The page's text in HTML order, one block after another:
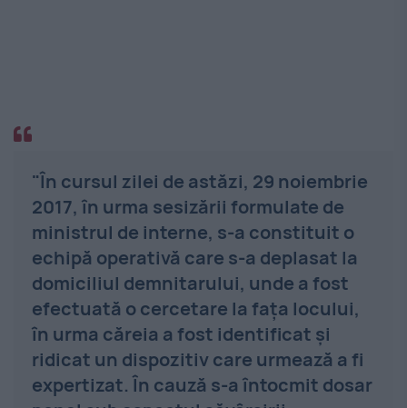
"În cursul zilei de astăzi, 29 noiembrie
2017, în urma sesizării formulate de
ministrul de interne, s-a constituit o
echipă operativă care s-a deplasat la
domiciliul demnitarului, unde a fost
efectuată o cercetare la fața locului,
în urma căreia a fost identificat și
ridicat un dispozitiv care urmează a fi
expertizat. În cauză s-a întocmit dosar